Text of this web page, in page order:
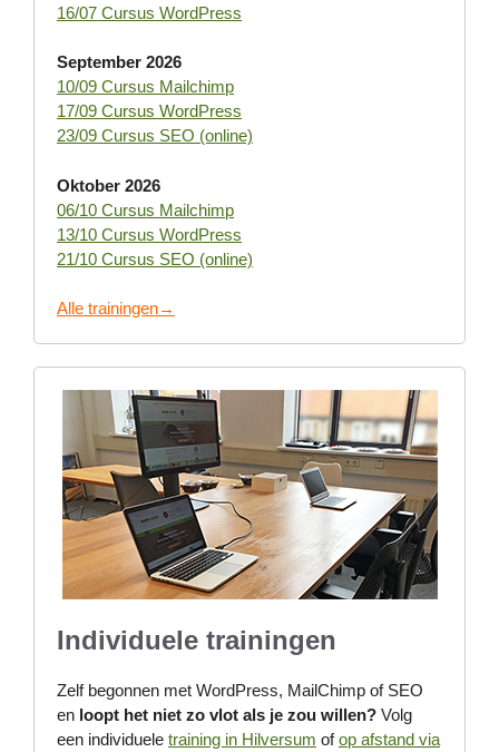
16/07 Cursus WordPress
September 2026
10/09 Cursus Mailchimp
17/09 Cursus WordPress
23/09 Cursus SEO (online)
Oktober 2026
06/10 Cursus Mailchimp
13/10 Cursus WordPress
21/10 Cursus SEO (online)
Alle trainingen→
Individuele trainingen
Zelf begonnen met WordPress, MailChimp of SEO
en loopt het niet zo vlot als je zou willen? Volg
een individuele training in Hilversum ofop afstand via